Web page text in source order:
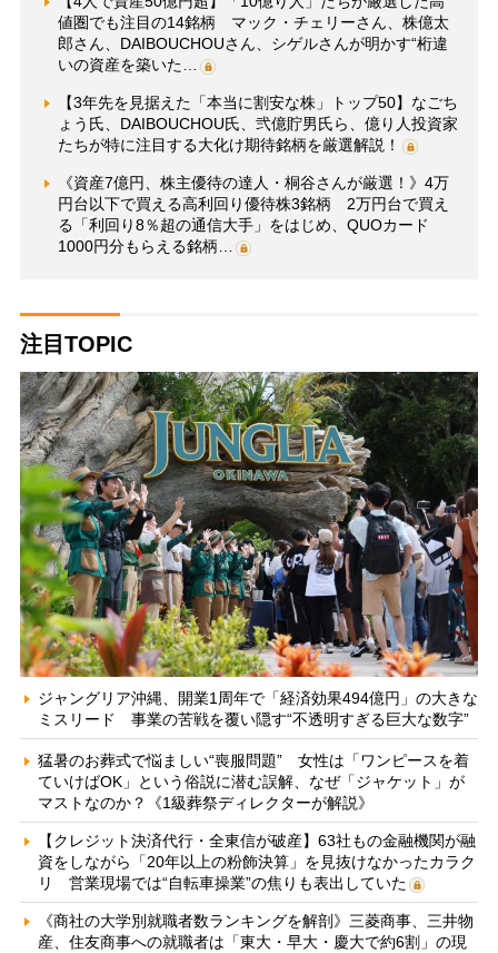
値圏でも注目の14銘柄 マック・チェリーさん、株億太
郎さん、DAIBOUCHOUさん、シゲルさんが明かす“桁違
いの資産を築いた…
【3年先を見据えた「本当に割安な株」トップ50】なごち
ょう氏、DAIBOUCHOU氏、弐億貯男氏ら、億り人投資家
たちが特に注目する大化け期待銘柄を厳選解説！
《資産7億円、株主優待の達人・桐谷さんが厳選！》4万
円台以下で買える高利回り優待株3銘柄 2万円台で買え
る「利回り8％超の通信大手」をはじめ、QUOカード
1000円分もらえる銘柄…
注目TOPIC
ジャングリア沖縄、開業1周年で「経済効果494億円」の大きな
ミスリード 事業の苦戦を覆い隠す“不透明すぎる巨大な数字”
猛暑のお葬式で悩ましい“喪服問題” 女性は「ワンピースを着
ていけばOK」という俗説に潜む誤解、なぜ「ジャケット」が
マストなのか？《1級葬祭ディレクターが解説》
【クレジット決済代行・全東信が破産】63社もの金融機関が融
資をしながら「20年以上の粉飾決算」を見抜けなかったカラク
リ 営業現場では“自転車操業”の焦りも表出していた
《商社の大学別就職者数ランキングを解剖》三菱商事、三井物
産、住友商事への就職者は「東大・早大・慶大で約6割」の現